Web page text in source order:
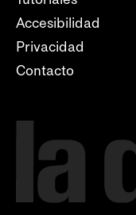
Accesibilidad
Privacidad
Contacto